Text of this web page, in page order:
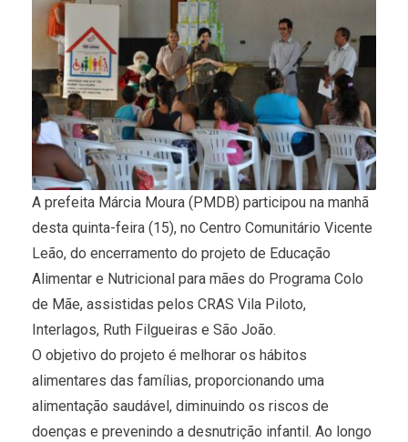
A prefeita Márcia Moura (PMDB) participou na manhã
desta quinta-feira (15), no Centro Comunitário Vicente
Leão, do encerramento do projeto de Educação
Alimentar e Nutricional para mães do Programa Colo
de Mãe, assistidas pelos CRAS Vila Piloto,
Interlagos, Ruth Filgueiras e São João.
O objetivo do projeto é melhorar os hábitos
alimentares das famílias, proporcionando uma
alimentação saudável, diminuindo os riscos de
doenças e prevenindo a desnutrição infantil. Ao longo